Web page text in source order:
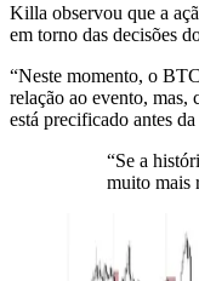
Killa observou que a
em torno das decisões
“Neste momento, o
relação ao evento, mas,
está precificado antes
“Se a
muito mais